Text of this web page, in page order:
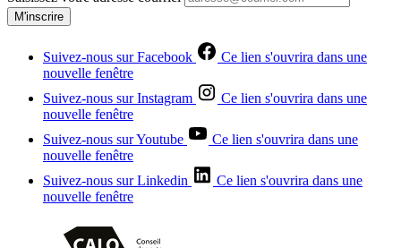
M'inscrire
Suivez-nous sur Facebook
Ce lien s'ouvrira dans une
nouvelle fenêtre
Suivez-nous sur Instagram
Ce lien s'ouvrira dans une
nouvelle fenêtre
Suivez-nous sur Youtube
Ce lien s'ouvrira dans une
nouvelle fenêtre
Suivez-nous sur Linkedin
Ce lien s'ouvrira dans une
nouvelle fenêtre